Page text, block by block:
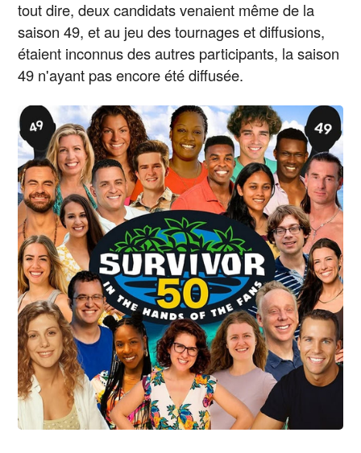
tout dire, deux candidats venaient même de la
saison 49, et au jeu des tournages et diffusions,
étaient inconnus des autres participants, la saison
49 n'ayant pas encore été diffusée.